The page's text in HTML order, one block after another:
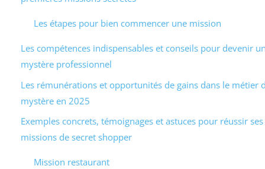
Les étapes pour bien commencer une mission
Les compétences indispensables et conseils pour devenir
mystère professionnel
Les rémunérations et opportunités de gains dans le métier
mystère en 2025
Exemples concrets, témoignages et astuces pour réussir ses
missions de secret shopper
Mission restaurant